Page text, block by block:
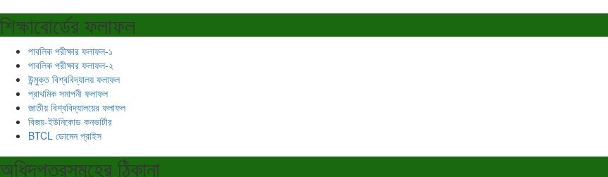
শিক্ষাবোর্ডের ফলাফল
পাবলিক পরীক্ষার ফলাফল-১
পাবলিক পরীক্ষার ফলাফল-২
উন্মুক্ত বিশ্ববিদ্যালয় ফলাফল
প্রাথমিক সমাপনী ফলাফল
জাতীয় বিশ্ববিদ্যালয়ের ফলাফল
বিজয়-ইউনিকোড কনভার্টার
BTCL ডোমেন প্রাইস
অধিদপ্তরসমূহের ঠিকানা